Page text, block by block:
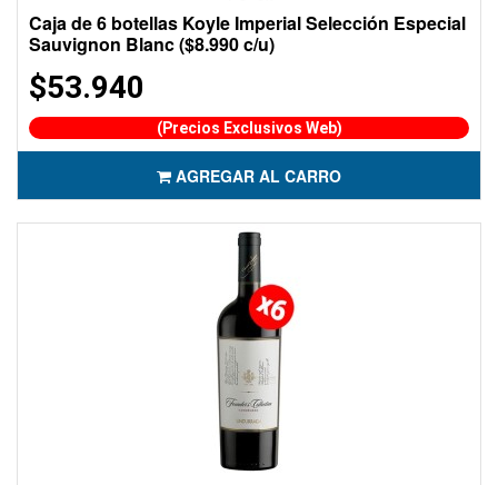
Caja de 6 botellas Koyle Imperial Selección Especial
Sauvignon Blanc ($8.990 c/u)
$53.940
(Precios Exclusivos Web)
AGREGAR AL CARRO